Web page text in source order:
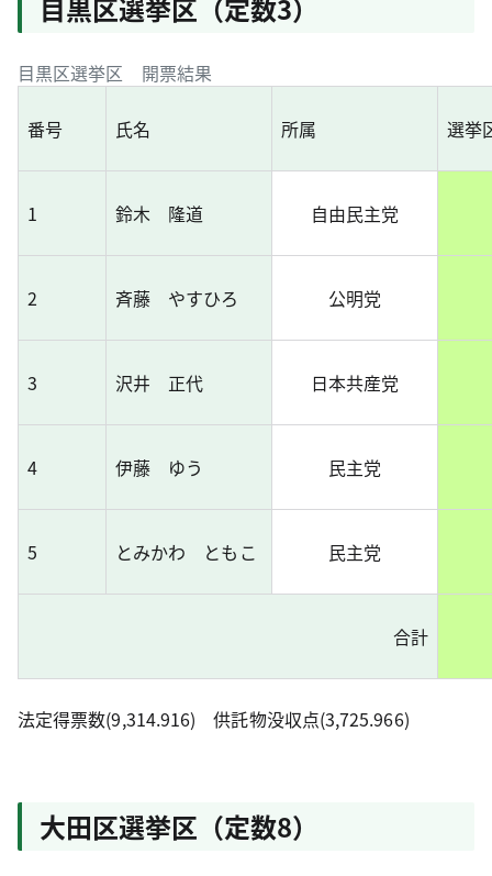
目黒区選挙区（定数3）
目黒区選挙区 開票結果
番号 氏名 所属 選挙
1 鈴木 隆道 自由民主党
2 斉藤 やすひろ 公明党
3 沢井 正代 日本共産党
4 伊藤 ゆう 民主党
5 とみかわ ともこ 民主党
合計
法定得票数(9,314.916) 供託物没収点(3,725.966)
大田区選挙区（定数8）